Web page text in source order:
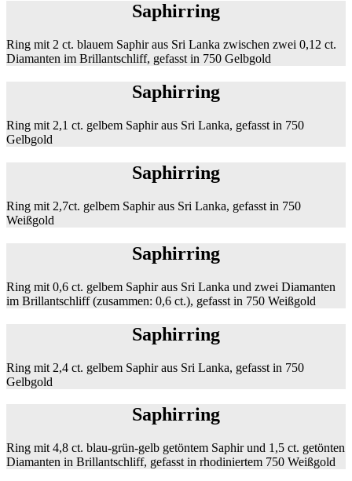
Saphirring
Ring mit 2 ct. blauem Saphir aus Sri Lanka zwischen zwei 0,12 ct.
Diamanten im Brillantschliff, gefasst in 750 Gelbgold
Saphirring
Ring mit 2,1 ct. gelbem Saphir aus Sri Lanka, gefasst in 750
Gelbgold
Saphirring
Ring mit 2,7ct. gelbem Saphir aus Sri Lanka, gefasst in 750
Weißgold
Saphirring
Ring mit 0,6 ct. gelbem Saphir aus Sri Lanka und zwei Diamanten
im Brillantschliff (zusammen: 0,6 ct.), gefasst in 750 Weißgold
Saphirring
Ring mit 2,4 ct. gelbem Saphir aus Sri Lanka, gefasst in 750
Gelbgold
Saphirring
Ring mit 4,8 ct. blau-grün-gelb getöntem Saphir und 1,5 ct. getönten
Diamanten in Brillantschliff, gefasst in rhodiniertem 750 Weißgold